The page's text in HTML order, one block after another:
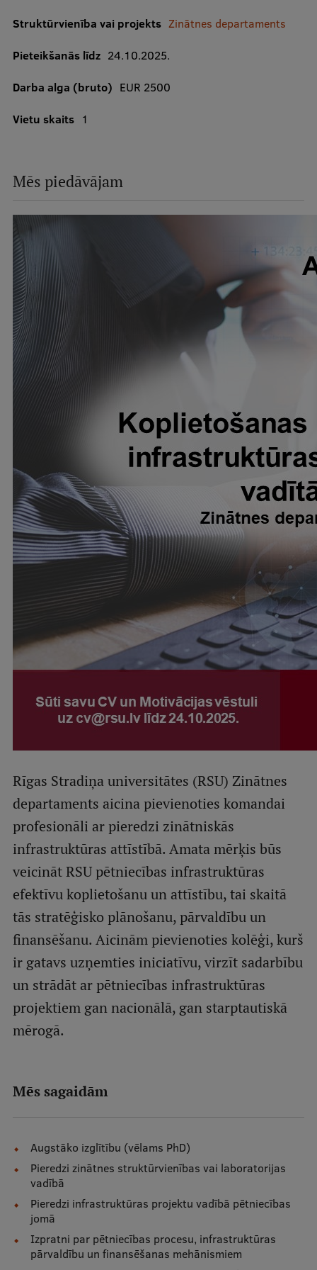
Mobile
izvēlne
Studiju iespējas
Pamatstudiju programmas
Maģistra studiju programmas
Rezidentūra
Par RSU
Studentu dzīve
Studiju norises vietas
Struktūra
Vēsture un tradīcijas
Identitāte
Aula
Muzeji un ekspozīcijas
Reitingi
Studiju un vides pieejamība
Dati par 2025. gadu
Suvenīri un grāmatas
Mūžizglītība
Ētikas un līdztiesības mācības
Atvērtā universitāte
Sagatavošanas kursi
Pedagoģiskās izaugsmes centrs
Pētniecība
Zinātniskie institūti un laboratorijas
Struktūrvienība vai projekts Zinātnes departaments
Pieteikšanās līdz 24.10.2025.
Darba alga (bruto) EUR 2500
Vietu skaits 1
Mēs piedāvājam
Rīgas Stradiņa universitātes (RSU) Zinātnes
departaments aicina pievienoties komandai
profesionāli ar pieredzi zinātniskās
infrastruktūras attīstībā. Amata mērķis būs
veicināt RSU pētniecības infrastruktūras
efektīvu koplietošanu un attīstību, tai skaitā
tās stratēģisko plānošanu, pārvaldību un
finansēšanu. Aicinām pievienoties kolēģi, kurš
ir gatavs uzņemties iniciatīvu, virzīt sadarbību
un strādāt ar pētniecības infrastruktūras
projektiem gan nacionālā, gan starptautiskā
mērogā.
Mēs sagaidām
Augstāko izglītību (vēlams PhD)
Pieredzi zinātnes struktūrvienības vai laboratorijas
vadībā
Pieredzi infrastruktūras projektu vadībā pētniecības
jomā
Izpratni par pētniecības procesu, infrastruktūras
pārvaldību un finansēšanas mehānismiem